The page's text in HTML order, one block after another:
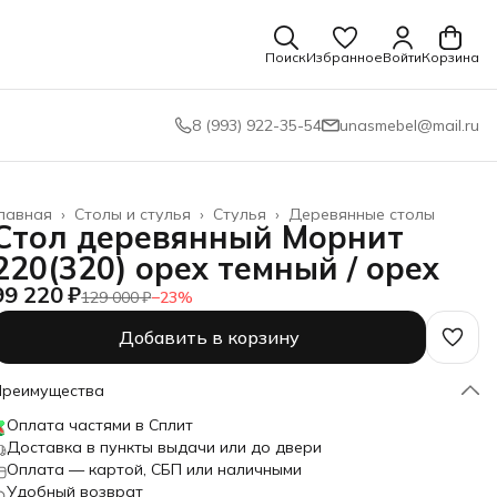
ПоискИзбранноеВойтиКорзина
8 (993) 922-35-54 unasmebel@mail.ru
Деревянные столы
Стулья ›
Столы и стулья ›
›
деревянный Морнит
орех темный / орех
220 ₽129 000 ₽−23%
Добавить в корзину
Оплата частями в Сплит
Доставка в пункты выдачи или до двери
Оплата — картой, СБП или наличными
Удобный возврат